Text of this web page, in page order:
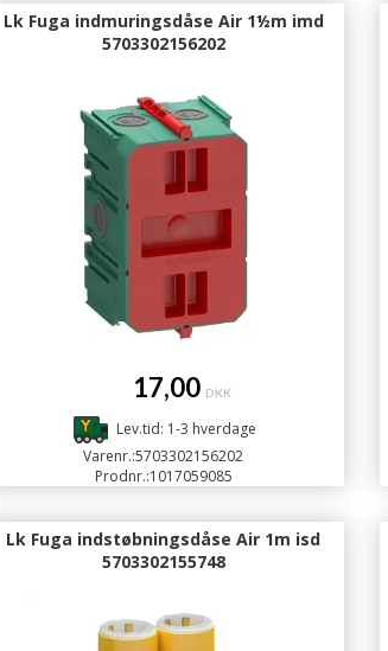
Lk Fuga indmuringsdåse Air 1½m imd
5703302156202
17,00 DKK
Lev.tid: 1-3 hverdage
Varenr.:5703302156202
Prodnr.:1017059085
Lk Fuga indstøbningsdåse Air 1m isd
5703302155748